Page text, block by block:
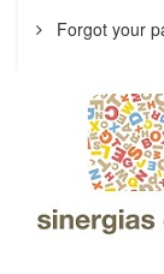
Forgot your